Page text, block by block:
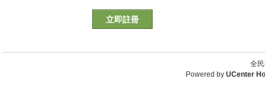
立即註冊
全
Powered by UCenter